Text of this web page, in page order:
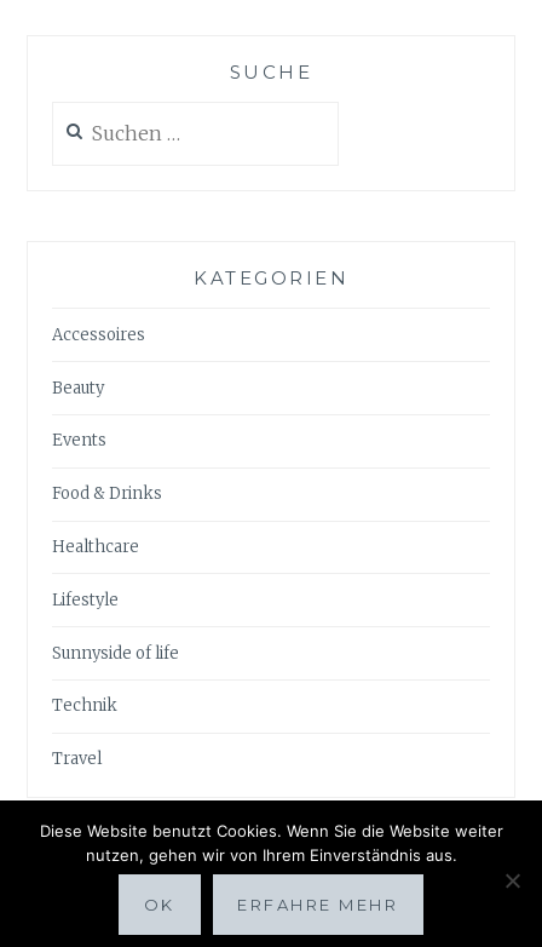
SUCHE
nach:
KATEGORIEN
Accessoires
Beauty
Events
Food & Drinks
Healthcare
Lifestyle
Sunnyside of life
Technik
Travel
Proudly powered by WordPress|Theme: Anissa by
Diese Website benutzt Cookies. Wenn Sie die Website weiter
nutzen, gehen wir von Ihrem Einverständnis aus.
OK ERFAHRE MEHR